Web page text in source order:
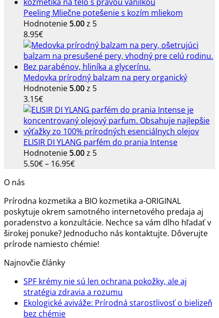
Peeling Mliečne potešenie s kozím mliekom
Hodnotenie 5.00z 5
8.95€
Medovka prírodný balzam na pery organický
Hodnotenie 5.00z 5
3.15€
ELISIR DI YLANG parfém do prania Intense
Hodnotenie 5.00z 5
5.50€– 16.95€Price
through
16.95€
O nás
Prírodna kozmetika a BIO kozmetika a-ORIGINAL
poskytuje okrem samotného internetového predaja aj
poradenstvo a konzultácie. Nechce sa vám dlho hľadať v
širokej ponuke? Jednoducho nás kontaktujte. Dôverujte
prírode namiesto chémie!
Najnovčie články
SPF krémy nie sú len ochrana pokožky, ale aj
stratégia zdravia a rozumu
komentáre
Ekologické aviváže: Prírodná starostlivosť o bielizeň
bez chémieŽiadne